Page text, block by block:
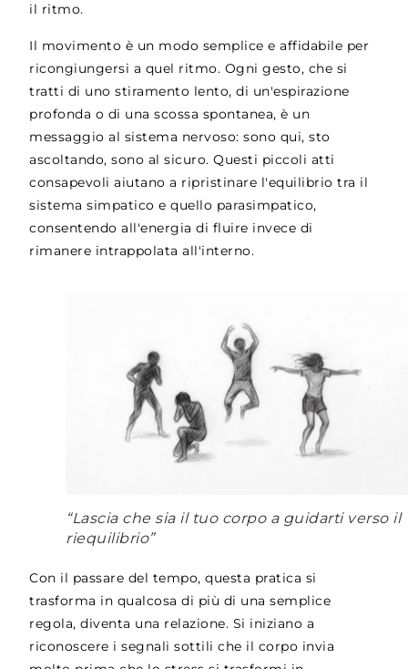
il ritmo.
Il movimento è un modo semplice e affidabile per
ricongiungersi a quel ritmo. Ogni gesto, che si
tratti di uno stiramento lento, di un'espirazione
profonda o di una scossa spontanea, è un
messaggio al sistema nervoso: sono qui, sto
ascoltando, sono al sicuro. Questi piccoli atti
consapevoli aiutano a ripristinare l'equilibrio tra il
sistema simpatico e quello parasimpatico,
consentendo all'energia di fluire invece di
rimanere intrappolata all'interno.
“Lascia che sia il tuo corpo a guidarti verso il
riequilibrio”
Con il passare del tempo, questa pratica si
trasforma in qualcosa di più di una semplice
regola, diventa una relazione. Si iniziano a
riconoscere i segnali sottili che il corpo invia